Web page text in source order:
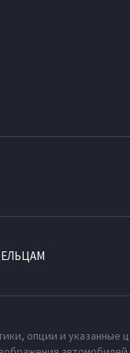
опции и указанные